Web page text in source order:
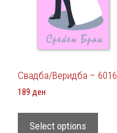
Свадба/Веридба – 6016
189 ден
Select options